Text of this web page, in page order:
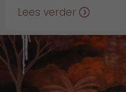
Lees verder